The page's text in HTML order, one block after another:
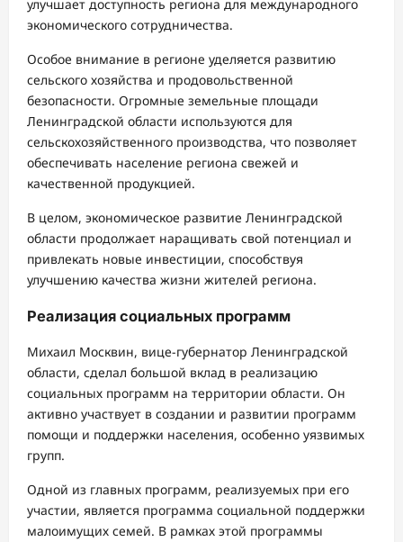
улучшает доступность региона для международного
экономического сотрудничества.
Особое внимание в регионе уделяется развитию
сельского хозяйства и продовольственной
безопасности. Огромные земельные площади
Ленинградской области используются для
сельскохозяйственного производства, что позволяет
обеспечивать население региона свежей и
качественной продукцией.
В целом, экономическое развитие Ленинградской
области продолжает наращивать свой потенциал и
привлекать новые инвестиции, способствуя
улучшению качества жизни жителей региона.
Реализация социальных программ
Михаил Москвин, вице-губернатор Ленинградской
области, сделал большой вклад в реализацию
социальных программ на территории области. Он
активно участвует в создании и развитии программ
помощи и поддержки населения, особенно уязвимых
групп.
Одной из главных программ, реализуемых при его
участии, является программа социальной поддержки
малоимущих семей. В рамках этой программы